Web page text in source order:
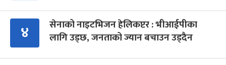
४
सेनाको नाइटभिजन हेलिकप्टर : भीआईपीका
लागि उड्छ, जनताको ज्यान बचाउन उड्दैन